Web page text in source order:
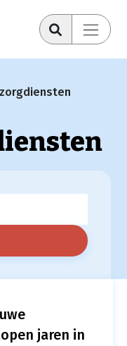
jaren in